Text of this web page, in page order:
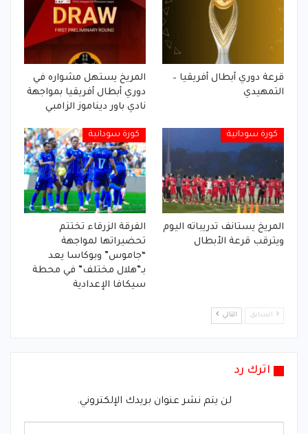
قرعة دوري أبطال أفريقيا –
التمهيدي
المريخ يستهل مشواره في
دوري أبطال أفريقيا بمواجهة
نادي باور ديناموز الزامبي
كورة سودانية
المريخ يستانف تدريباته اليوم
ويترقب قرعة الأبطال
كورة سودانية
الفرقة الزرقاء تختتم
تحضيراتها لمواجهة
“جاموس” وبوكاسا يعد
بـ”هلال مختلف” في محطة
سيكافا الإعدادية
السابق التالي
اترك رد
لن يتم نشر عنوان بريدك الإلكتروني.